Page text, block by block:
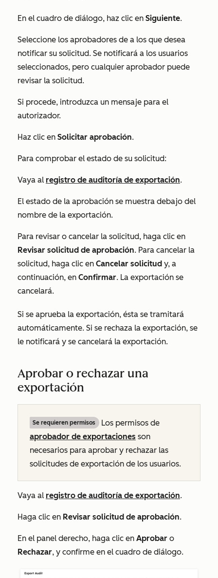
En el cuadro de diálogo, haz clic en Siguiente.
Seleccione los aprobadores de a los que desea
notificar su solicitud. Se notificará a los usuarios
seleccionados, pero cualquier aprobador puede
revisar la solicitud.
Si procede, introduzca un mensaje para el
autorizador.
Haz clic en Solicitar aprobación.
Para comprobar el estado de su solicitud:
Vaya al registro de auditoría de exportación.
El estado de la aprobación se muestra debajo del
nombre de la exportación.
Para revisar o cancelar la solicitud, haga clic en
Revisar solicitud de aprobación. Para cancelar la
solicitud, haga clic en Cancelar solicitud y, a
continuación, en Confirmar. La exportación se
cancelará.
Si se aprueba la exportación, ésta se tramitará
automáticamente. Si se rechaza la exportación, se
le notificará y se cancelará la exportación.
Aprobar o rechazar una
exportación
Se requieren permisos
Los permisos de
aprobador de exportaciones son
necesarios para aprobar y rechazar las
solicitudes de exportación de los usuarios.
Vaya al registro de auditoría de exportación.
Haga clic en Revisar solicitud de aprobación.
En el panel derecho, haga clic en Aprobar o
Rechazar, y confirme en el cuadro de diálogo.